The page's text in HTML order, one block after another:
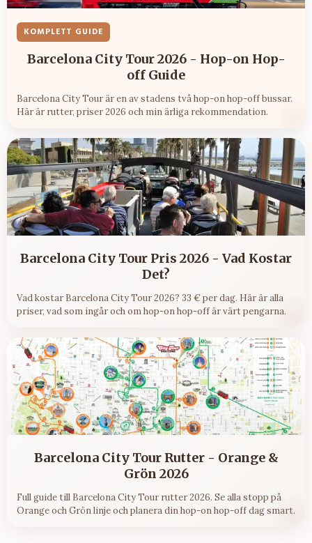
KOMPLETT GUIDE
Barcelona City Tour 2026 - Hop-on Hop-
off Guide
Barcelona City Tour är en av stadens två hop-on hop-off bussar.
Här är rutter, priser 2026 och min ärliga rekommendation.
Barcelona City Tour Pris 2026 - Vad Kostar
Det?
Vad kostar Barcelona City Tour 2026? 33 € per dag. Här är alla
priser, vad som ingår och om hop-on hop-off är värt pengarna.
Barcelona City Tour Rutter - Orange &
Grön 2026
Full guide till Barcelona City Tour rutter 2026. Se alla stopp på
Orange och Grön linje och planera din hop-on hop-off dag smart.